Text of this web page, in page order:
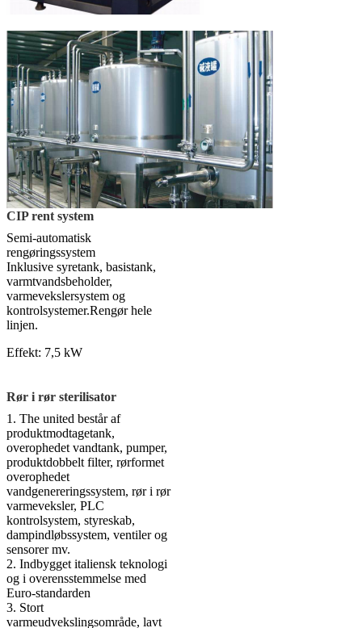
CIP rent system
Semi-automatisk
rengøringssystem
Inklusive syretank, basistank,
varmtvandsbeholder,
varmevekslersystem og
kontrolsystemer.Rengør hele
linjen.
Effekt: 7,5 kW
Rør i rør sterilisator
1. The united består af
produktmodtagetank,
overophedet vandtank, pumper,
produktdobbelt filter, rørformet
overophedet
vandgenereringssystem, rør i rør
varmeveksler, PLC
kontrolsystem, styreskab,
dampindløbssystem, ventiler og
sensorer mv.
2. Indbygget italiensk teknologi
og i overensstemmelse med
Euro-standarden
3. Stort
varmeudvekslingsområde, lavt